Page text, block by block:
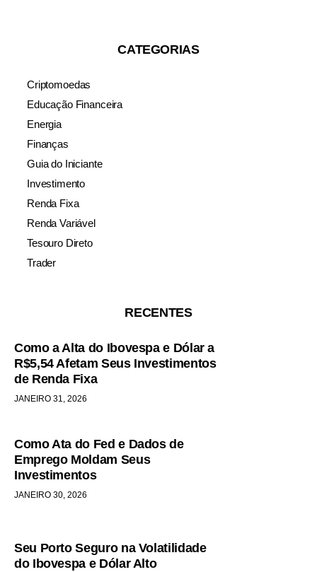
CATEGORIAS
Criptomoedas
Educação Financeira
Energia
Finanças
Guia do Iniciante
Investimento
Renda Fixa
Renda Variável
Tesouro Direto
Trader
RECENTES
Como a Alta do Ibovespa e Dólar a
R$5,54 Afetam Seus Investimentos
de Renda Fixa
JANEIRO 31, 2026
Como Ata do Fed e Dados de
Emprego Moldam Seus
Investimentos
JANEIRO 30, 2026
Seu Porto Seguro na Volatilidade
do Ibovespa e Dólar Alto